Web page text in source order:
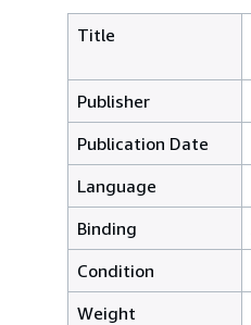
Title
Publisher
Publication Date
Language
Binding
Condition
Weight